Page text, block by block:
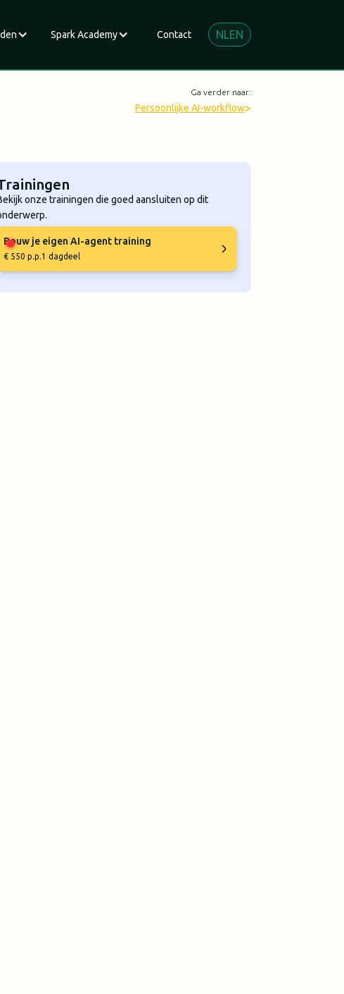
Spark Academy Contact NLEN
Ga verder naar:
Persoonlijke AI-workflow>
onze trainingen die goed aansluiten op dit
Bouw je eigen AI-agent training
€ 550 p.p.1 dagdeel